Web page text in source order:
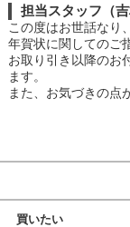
担当スタッフ（
この度はお世話なり
年賀状に関してのご
お取り引き以降のお
ます。
また、お気づきの点
買いたい